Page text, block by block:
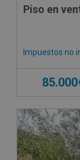
Piso en
Impuestos no